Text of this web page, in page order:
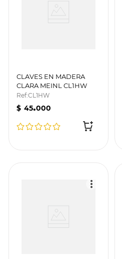
CLAVES EN MADERA
CLARA MEINL CL1HW
Ref:CL1HW
$ 45.000